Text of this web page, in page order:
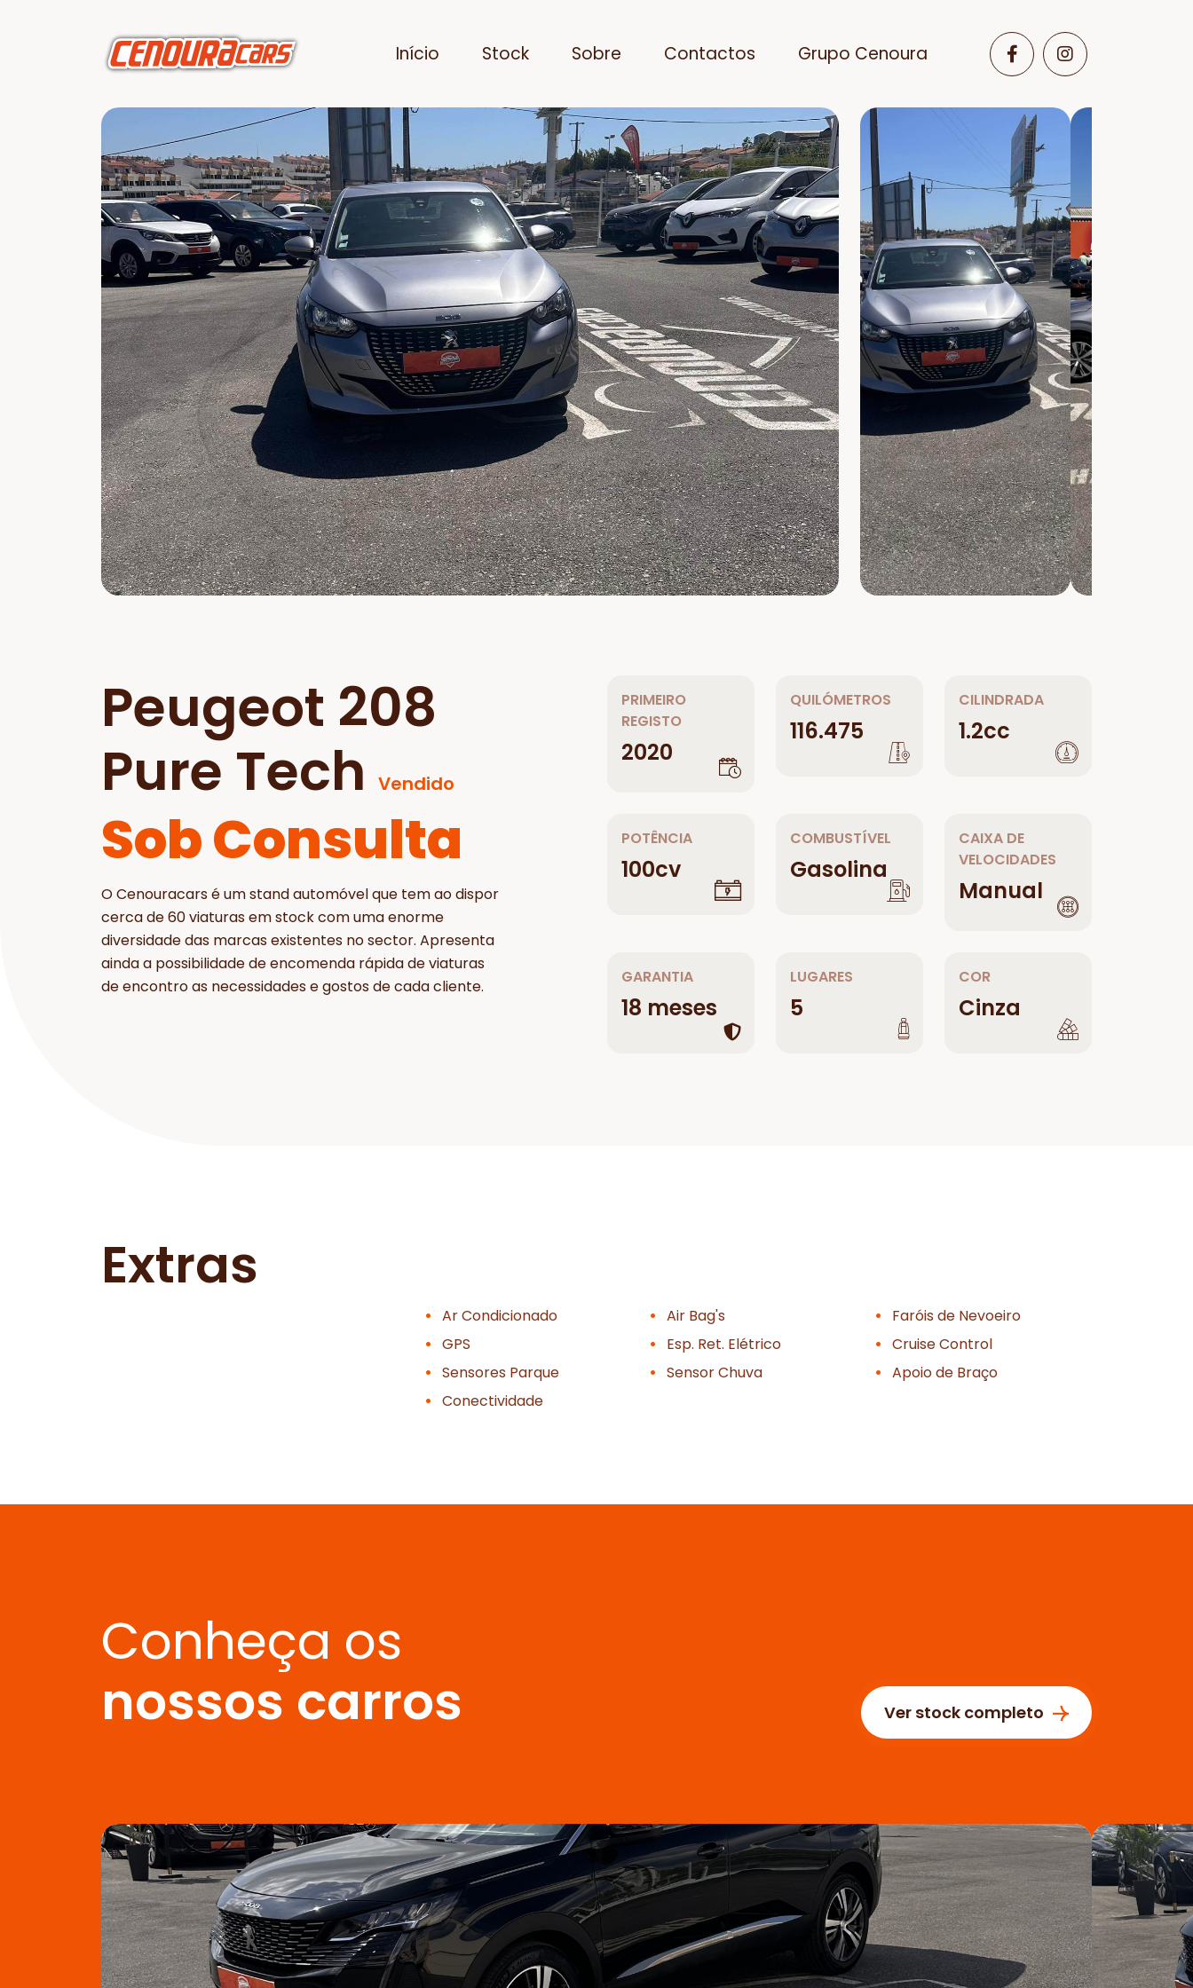
Início Stock Sobre Contactos Grupo Cenoura
Peugeot 208
Pure Tech
Vendido
Sob Consulta
O Cenouracars é um stand automóvel que tem ao dispor
cerca de 60 viaturas em stock com uma enorme
diversidade das marcas existentes no sector. Apresenta
ainda a possibilidade de encomenda rápida de viaturas
de encontro as necessidades e gostos de cada cliente.
PRIMEIRO
REGISTO
2020
QUILÓMETROS
116.475
CILINDRADA
1.2cc
POTÊNCIA
100cv
COMBUSTÍVEL
Gasolina
CAIXA DE
VELOCIDADES
Manual
GARANTIA
18 meses
LUGARES
5
COR
Cinza
Extras
Ar Condicionado Air Bag's
Faróis de Nevoeiro
GPS
Esp. Ret. Elétrico
Cruise Control
Sensores Parque
Sensor Chuva
Apoio de Braço
Conectividade
Conheça os
nossos carros
Ver stock completo